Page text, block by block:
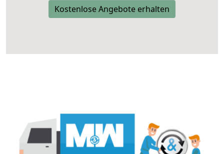
Kostenlose Angebote erhalten